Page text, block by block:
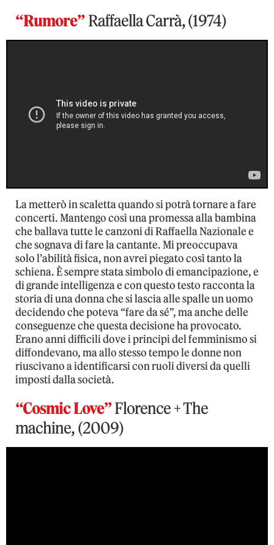
“Rumore”Raffaella Carrà, (1974)
La metterò in scaletta quando si potrà tornare a fare
concerti. Mantengo così una promessa alla bambina
che ballava tutte le canzoni di Raffaella Nazionale e
che sognava di fare la cantante. Mi preoccupava
solo l’abilità fisica, non avrei piegato così tanto la
schiena. È sempre stata simbolo di emancipazione, e
di grande intelligenza e con questo testo racconta la
storia di una donna che si lascia alle spalle un uomo
decidendo che poteva “fare da sé”, ma anche delle
conseguenze che questa decisione ha provocato.
Erano anni difficili dove i principi del femminismo si
diffondevano, ma allo stesso tempo le donne non
riuscivano a identificarsi con ruoli diversi da quelli
imposti dalla società.
“Cosmic Love”Florence + The
machine, (2009)